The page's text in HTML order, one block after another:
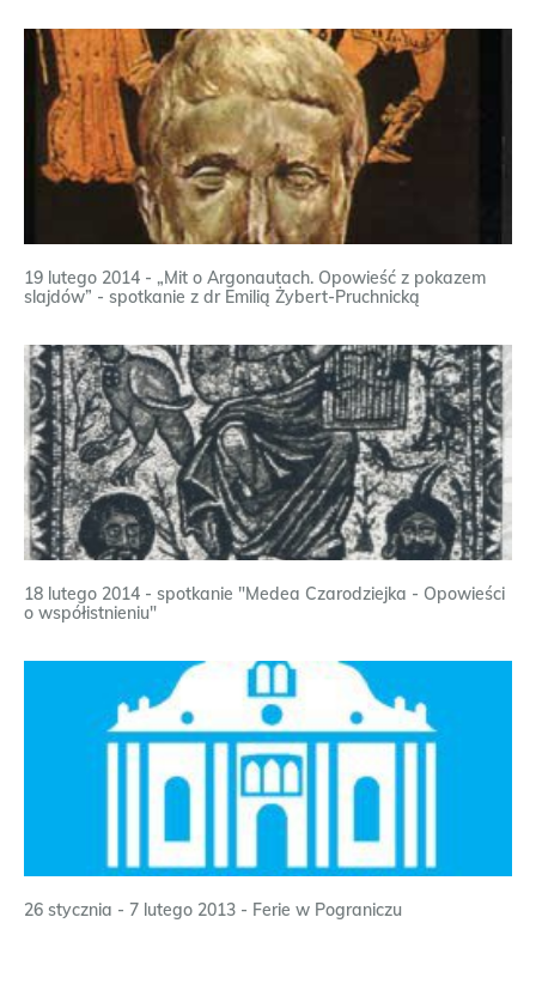
19 lutego 2014 - „Mit o Argonautach. Opowieść z pokazem
slajdów” - spotkanie z dr Emilią Żybert-Pruchnicką
18 lutego 2014 - spotkanie "Medea Czarodziejka - Opowieści
o współistnieniu"
26 stycznia - 7 lutego 2013 - Ferie w Pograniczu